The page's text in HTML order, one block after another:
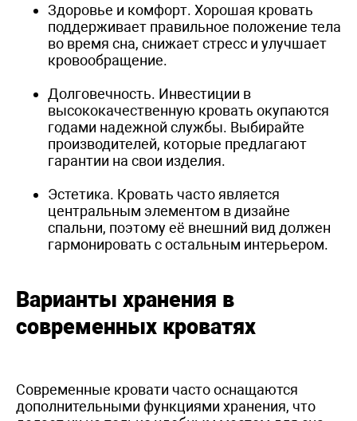
Здоровье и комфорт. Хорошая кровать
поддерживает правильное положение тела
во время сна, снижает стресс и улучшает
кровообращение.
Долговечность. Инвестиции в
высококачественную кровать окупаются
годами надежной службы. Выбирайте
производителей, которые предлагают
гарантии на свои изделия.
Эстетика. Кровать часто является
центральным элементом в дизайне
спальни, поэтому её внешний вид должен
гармонировать с остальным интерьером.
Варианты хранения в
современных кроватях
Современные кровати часто оснащаются
дополнительными функциями хранения, что